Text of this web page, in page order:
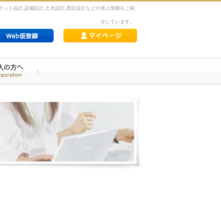
ト設計,設備設計,土木設計,意匠設計などの求人情報をご紹
介しています。